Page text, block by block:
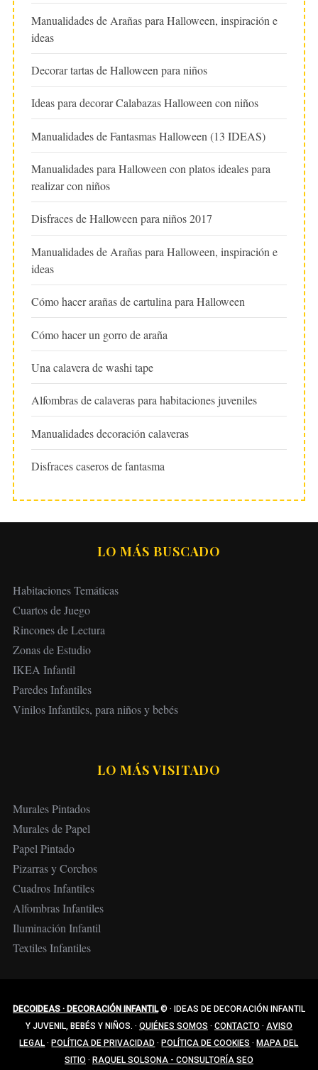
Manualidades de Arañas para Halloween, inspiración e
ideas
Decorar tartas de Halloween para niños
Ideas para decorar Calabazas Halloween con niños
Manualidades de Fantasmas Halloween (13 IDEAS)
Manualidades para Halloween con platos ideales para
realizar con niños
Disfraces de Halloween para niños 2017
Manualidades de Arañas para Halloween, inspiración e
ideas
Cómo hacer arañas de cartulina para Halloween
Cómo hacer un gorro de araña
Una calavera de washi tape
Alfombras de calaveras para habitaciones juveniles
Manualidades decoración calaveras
Disfraces caseros de fantasma
LO MÁS BUSCADO
Habitaciones Temáticas
Cuartos de Juego
Rincones de Lectura
Zonas de Estudio
IKEA Infantil
Paredes Infantiles
Vinilos Infantiles, para niños y bebés
LO MÁS VISITADO
Murales Pintados
Murales de Papel
Papel Pintado
Pizarras y Corchos
Cuadros Infantiles
Alfombras Infantiles
Iluminación Infantil
Textiles Infantiles
DECOIDEAS · DECORACIÓN INFANTIL© ·
IDEAS DE DECORACIÓN INFANTIL
Y JUVENIL, BEBÉS Y NIÑOS. · QUIÉNES SOMOS · CONTACTO · AVISO
LEGAL · POLÍTICA DE PRIVACIDAD · POLÍTICA DE COOKIES · MAPA DEL
SITIO · RAQUEL SOLSONA - CONSULTORÍA SEO